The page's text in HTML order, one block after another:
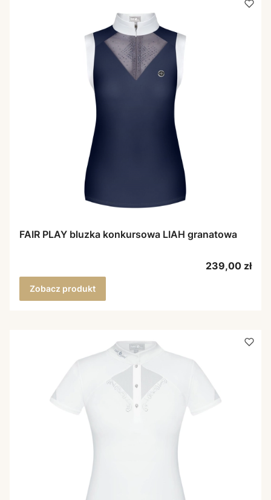
FAIR PLAY bluzka konkursowa LIAH granatowa
Cena
239,00 zł
Zobacz produkt